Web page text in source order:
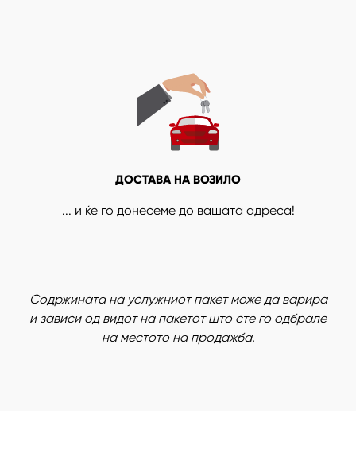
ДОСТАВА НА ВОЗИЛО
... и ќе го донесеме до вашата адреса!
Содржината на услужниот пакет може да варира
и зависи од видот на пакетот што сте го одбрале
на местото на продажба.